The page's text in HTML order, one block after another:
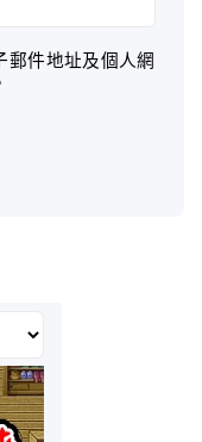
郵件地址及個人網